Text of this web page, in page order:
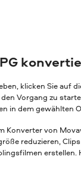
klicken Sie auf
Vorgang zu
in dem gewählten
Konverter von
reduzieren,